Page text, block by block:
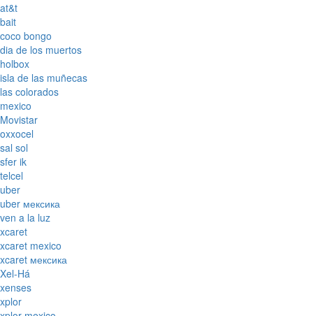
at&t
bait
coco bongo
dia de los muertos
holbox
isla de las muñecas
las colorados
mexico
Movistar
oxxocel
sal sol
sfer ik
telcel
uber
uber мексика
ven a la luz
xcaret
xcaret mexico
xcaret мексика
Xel-Há
xenses
xplor